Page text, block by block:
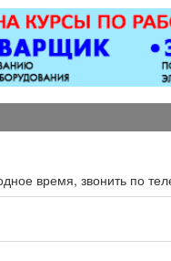
откатные
виды
бетонные
любой
время, звонить по